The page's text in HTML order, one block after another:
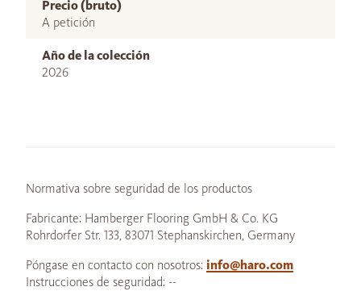
Precio (bruto)
A petición
Año de la colección
2026
Normativa sobre seguridad de los productos
Fabricante: Hamberger Flooring GmbH & Co. KG
Rohrdorfer Str. 133, 83071 Stephanskirchen, Germany
Póngase en contacto con nosotros: info@haro.com
Instrucciones de seguridad: --